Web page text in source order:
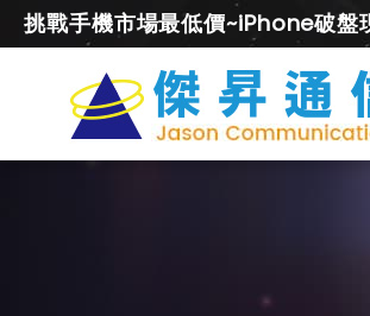
挑戰手機市場最低價~iPhone破盤